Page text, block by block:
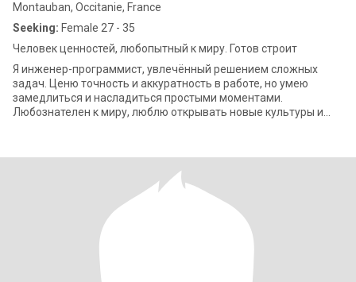
Montauban, Occitanie, France
Seeking: Female 27 - 35
Человек ценностей, любопытный к миру. Готов строит
Я инженер-программист, увлечённый решением сложных
задач. Ценю точность и аккуратность в работе, но умею
замедлиться и насладиться простыми моментами.
Любознателен к миру, люблю открывать новые культуры и